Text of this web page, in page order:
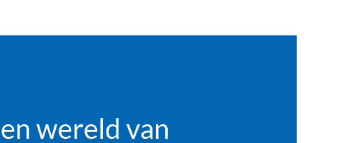
wereld van